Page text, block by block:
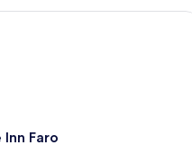
Faro
Faro